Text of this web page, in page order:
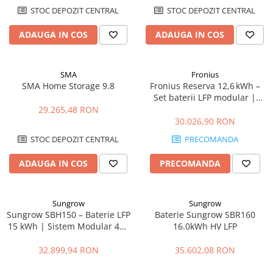
STOC DEPOZIT CENTRAL
ADAUGA IN COS
STOC DEPOZIT CENTRAL
ADAUGA IN COS
SMA
SMA Home Storage 9.8
29.265,48 RON
STOC DEPOZIT CENTRAL
ADAUGA IN COS
Fronius
Fronius Reserva 12,6 kWh –
Set baterii LFP modular |
garanție
30.026,90 RON
PRECOMANDA
PRECOMANDA
Sungrow
Sungrow SBH150 – Baterie LFP
15 kWh | Sistem Modular 48V
32.899,94 RON
Sungrow
Baterie Sungrow SBR160
16.0kWh HV LFP
35.602,08 RON